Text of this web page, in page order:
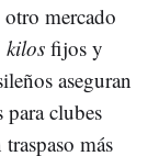
mercado
kilos fijos y
aseguran
clubes
más